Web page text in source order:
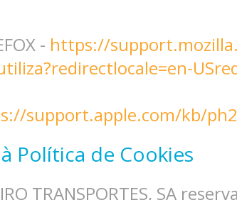
- https://
support.apple.com/kb/
Política de Cookies
TRANSPORTES, SA